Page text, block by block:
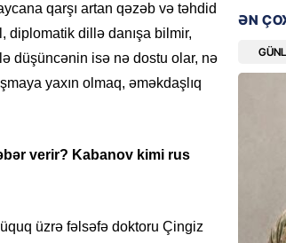
qarşı artan qəzəb və təhdid
diplomatik dillə danışa bilmir,
düşüncənin isə nə dostu olar, nə
yaxın olmaq, əməkdaşlıq
verir? Kabanov kimi rus
üzrə fəlsəfə doktoru Çingiz
sazişi
ƏN